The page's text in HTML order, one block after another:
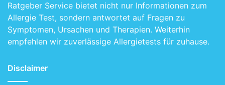
Warum entwickeln manche Menschen
Heuschnupfen?
Welche Faktoren tragen zu
Symptome von Heuschnupfen und
Lebensmittelallergien
Ratgeber Service bietet nicht nur Informationen zum
Allergie Test, sondern antwortet auf Fragen zu
Symptomen, Ursachen und Therapien. Weiterhin
empfehlen wir zuverlässige Allergietests für zuhause.
Disclaimer